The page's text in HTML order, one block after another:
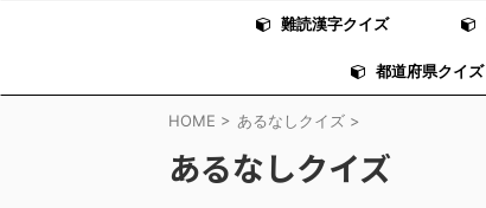
難読漢字クイズ
都道府県クイズ
HOME > あるなしクイズ >
あるなしクイズ